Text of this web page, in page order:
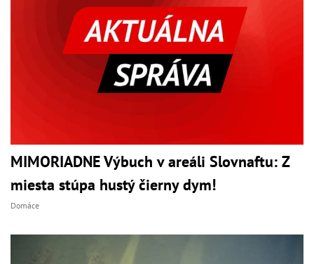
MIMORIADNE Výbuch v areáli Slovnaftu: Z
miesta stúpa hustý čierny dym!
Domáce